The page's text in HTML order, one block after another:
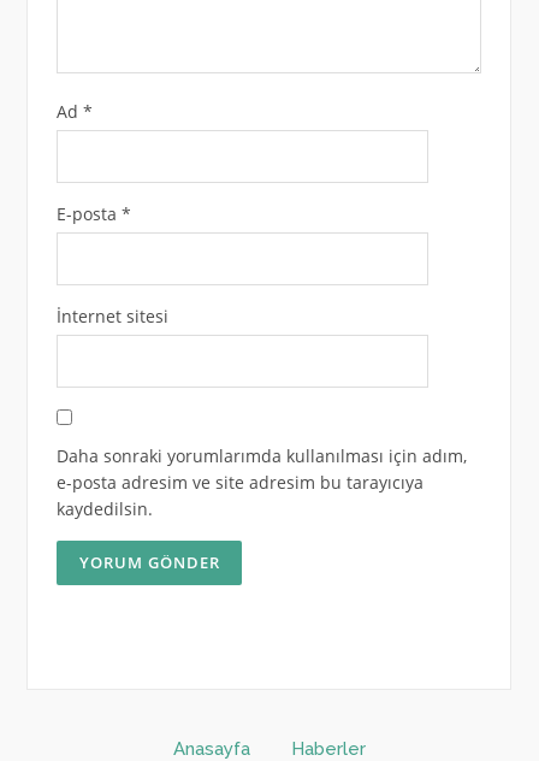
Ad *
E-posta *
İnternet sitesi
Daha sonraki yorumlarımda kullanılması için adım,
e-posta adresim ve site adresim bu tarayıcıya
kaydedilsin.
Anasayfa Haberler